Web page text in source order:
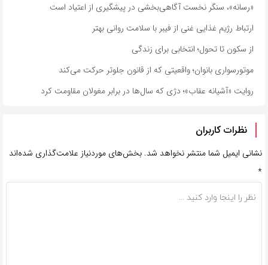
«رسانه»، سنگر نخست آگاهی‌بخشی در پیشگیری از اعتیاد است
ارتباط رژیم غذایی غنی از فیبر با سلامت روانی بهتر
از سکون تا تحول؛ انتخابی برای زندگی
موتورسواری بانوان؛ واقعیتی که از قانون جلوتر حرکت می‌کند
روایت «آشیانه عقاب»؛ دژی که سال‌ها در برابر مغولان مقاومت کرد
نظرات کاربران
نشانی ایمیل شما منتشر نخواهد شد. بخش‌های موردنیاز علامت‌گذاری شده‌اند
*